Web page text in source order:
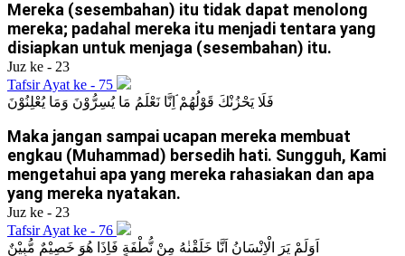
Mereka (sesembahan) itu tidak dapat menolong
mereka; padahal mereka itu menjadi tentara yang
disiapkan untuk menjaga (sesembahan) itu.
Juz ke - 23
Tafsir Ayat ke - 75
فَلَا يَحْزُنْكَ قَوْلُهُمْ ۘاِنَّا نَعْلَمُ مَا يُسِرُّوْنَ وَمَا يُعْلِنُوْنَ
Maka jangan sampai ucapan mereka membuat
engkau (Muhammad) bersedih hati. Sungguh, Kami
mengetahui apa yang mereka rahasiakan dan apa
yang mereka nyatakan.
Juz ke - 23
Tafsir Ayat ke - 76
اَوَلَمْ يَرَ الْاِنْسَانُ اَنَّا خَلَقْنٰهُ مِنْ نُّطْفَةٍ فَاِذَا هُوَ خَصِيْمٌ مُّبِيْنٌ